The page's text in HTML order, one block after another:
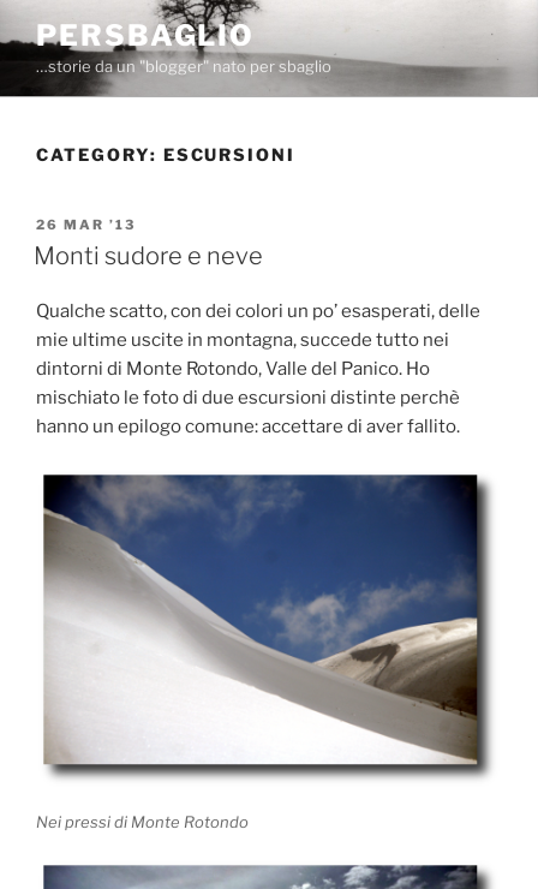
to
content
PERSBAGLIO
…storie da un "blogger" nato per sbaglio
CATEGORY: ESCURSIONI
POSTED
ON
26 MAR ’13
Monti sudore e neve
Qualche scatto, con dei colori un po’ esasperati, delle
mie ultime uscite in montagna, succede tutto nei
dintorni di Monte Rotondo, Valle del Panico. Ho
mischiato le foto di due escursioni distinte perchè
hanno un epilogo comune: accettare di aver fallito.
Nei pressi di Monte Rotondo